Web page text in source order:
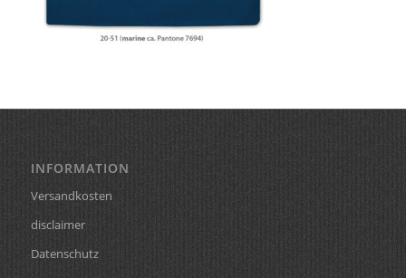
INFORMATION
Versandkosten
disclaimer
Datenschutz